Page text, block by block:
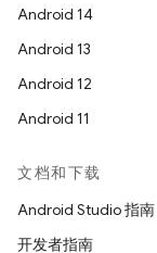
Android 14
Android 13
Android 12
Android 11
文档和下载
Android Studio 指南
开发者指南